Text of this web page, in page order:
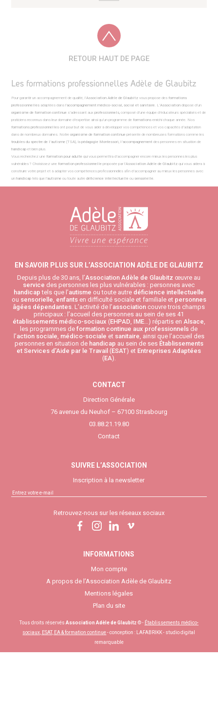
RETOUR HAUT DE PAGE
Les formations professionnelles Adèle de Glaubitz
Pour garantir un accompagnement de qualité, l’Association Adèle de Glaubitz vous propose desformations
professionnelles adaptées dans l’accompagnement médico-social, social et sanitaire . L’Association dispose d’un
organisme de formation continue s’adressant auxprofessionnels, composé d’une équipe d’éducateurs spécialisés et de
praticiens reconnus dans leur domaine d’expertise ainsi qu’un programme deformations enrichi chaque année. Nos
formations professionnelles ont pour but de vous aider à développer vos compétences et vos capacités d’adaptation
dans de nombreux domaines. Notreorganisme de formation continueprésente de nombreuses formations comme les
troubles du spectre de l’autisme (TSA), lapédagogie Montessori, l’accompagnement des personnes en situation de
handicapet bien plus.
Vous recherchez uneformation pour adulte qui vous permettra d’accompagner encore mieux les personnes les plus
vulnérables ? Choisissez uneformation professionnelle proposée par l’Association Adèle de Glaubitzqui vous aidera à
construire votre projet et à adapter vos compétences professionnelles afin d’accompagner au mieux les personnes avec
unhandicap tels que l’autisme ou toute autre déficience intellectuelleou sensorielle
EN SAVOIR PLUS SUR L’ASSOCIATION ADÈLE DE GLAUBITZ
Depuis plus de 30 ans, l’Association Adèle de Glaubitz œuvre au
service des personnes les plus vulnérables : personnes avec
handicap tels que l’autisme ou toute autre déficience intellectuelle
ou sensorielle, enfants en difficulté sociale et familiale et personnes
âgées dépendantes. L’activité de l’association couvre trois champs
principaux : l’accueil des personnes au sein de ses 41
établissements médico-sociaux (EHPAD, IME…) répartis en Alsace,
les programmes deformation continue aux professionnels de
l’action sociale, médico-sociale et sanitaire, ainsi que l’accueil des
personnes en situation de handicap au sein de ses Établissements
et Services d’Aide par le Travail (ESAT) et Entreprises Adaptées
(EA).
CONTACT
Direction Générale
76 avenue du Neuhof – 67100 Strasbourg
03.88.21.19.80
Contact
SUIVRE L’ASSOCIATION
Inscription à la newsletter
Retrouvez-nous sur les réseaux sociaux
INFORMATIONS
Mon compte
A propos de l’Association Adèle de Glaubitz
Mentions légales
Plan du site
Tous droits réservés Association Adèle de Glaubitz © - Établissements médico-
sociaux, ESAT, EA & formation continue- conception :
LAFABRIKK - studio digital
remarquable